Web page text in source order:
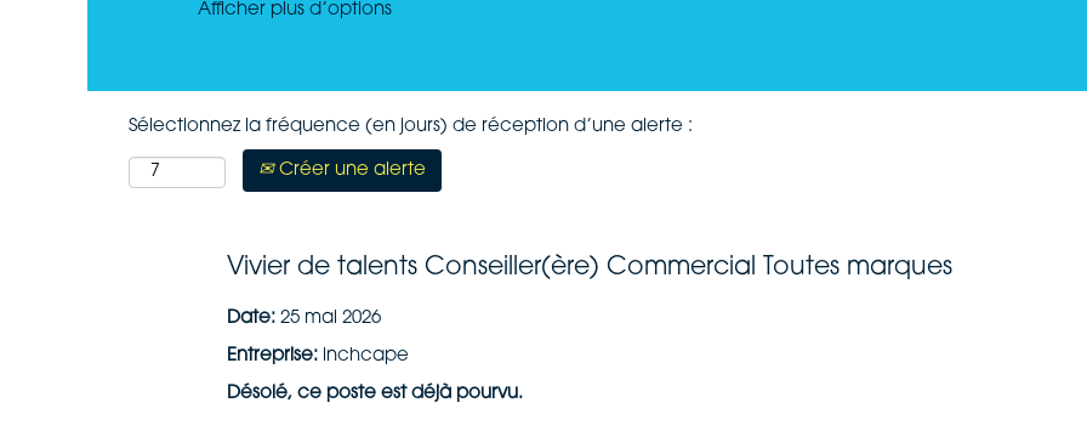
Afficher plus d’options
Sélectionnez la fréquence (en jours) de réception d’une alerte :
Créer une alerte
Vivier de talents Conseiller(ère) Commercial Toutes marques
Date: 25 mai 2026
Entreprise: inchcape
Désolé, ce poste est déjà pourvu.